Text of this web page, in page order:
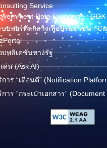
Service
Data Exchange : GDX
บบพอร์ทัลกลางเพื่อประชาชน :
ปพลิเคชันทางรัฐ
ด่น (Ask AI)
การ “เตือนดี” (Notification
าร “กระเป๋าเอกสาร” (Document